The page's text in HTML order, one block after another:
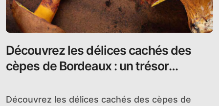
Découvrez les délices cachés des
cèpes de Bordeaux : un trésor
Découvrez les délices cachés des cèpes de